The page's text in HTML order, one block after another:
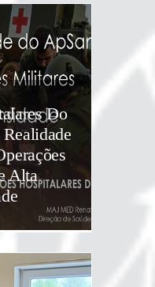
Do
Alta